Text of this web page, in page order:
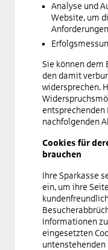
Analyse und
Website, um
Sie können dem
den damit
widersprechen.
entsprechenden
nachfolgenden
Cookies für
brauchen
Ihre Sparkasse
ein, um ihre
Informationen
eingesetzten
untenstehenden